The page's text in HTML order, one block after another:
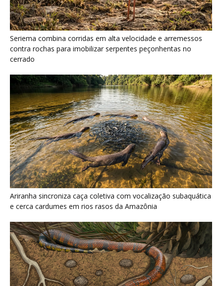
Ariranha sincroniza caça coletiva com vocalização subaquática
e cerca cardumes em rios rasos da Amazônia
Serpente escavadora brasileira Tametara mirim reescreve a
evolução dos répteis
Últimas noticias
Nova espécie de rã é descoberta em florestas
do Acre